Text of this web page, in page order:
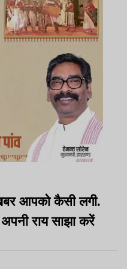
आपको कैसी लगी.
राय साझा करें